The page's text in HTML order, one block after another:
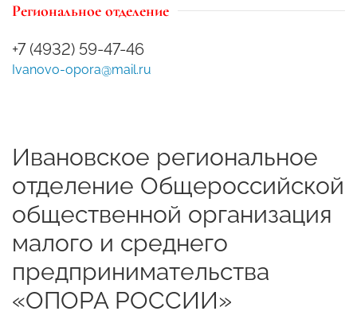
Региональное отделение
+7 (4932) 59-47-46
Ivanovo-opora@mail.ru
Ивановское региональное
отделение Общероссийской
общественной организация
малого и среднего
предпринимательства
«ОПОРА РОССИИ»